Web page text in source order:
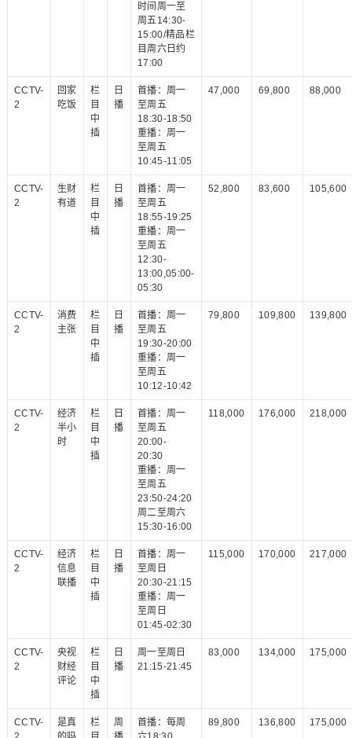
时间周一至
周五14:30-
15:00/精品栏
目周六日约
17:00
CCTV-
2
回家
吃饭
栏
目
中
插
日
播
首播：周一
至周五
18:30-18:50
重播：周一
至周五
10:45-11:05
47,000 69,800 88,000
CCTV-
2
生财
有道
栏
目
中
插
日
播
首播：周一
至周五
18:55-19:25
重播：周一
至周五
12:30-
13:00,05:00-
05:30
52,800 83,600 105,600
CCTV-
2
消费
主张
栏
目
中
插
日
播
首播：周一
至周五
19:30-20:00
重播：周一
至周五
10:12-10:42
79,800 109,800 139,800
CCTV-
2
经济
半小
时
栏
目
中
插
日
播
首播：周一
至周五
20:00-
20:30
重播：周一
至周五
23:50-24:20
周二至周六
15:30-16:00
118,000 176,000 218,000
CCTV-
2
经济
信息
联播
栏
目
中
插
日
播
首播：周一
至周日
20:30-21:15
重播：周一
至周日
01:45-02:30
115,000 170,000 217,000
CCTV-
2
央视
财经
评论
栏
目
中
插
日
播
周一至周日
21:15-21:45
83,000 134,000 175,000
CCTV-
是真
栏
周
首播：每周
89,800 136,800 175,000